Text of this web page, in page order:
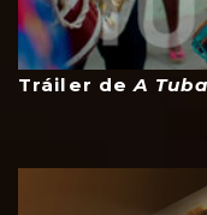
Tráiler deA